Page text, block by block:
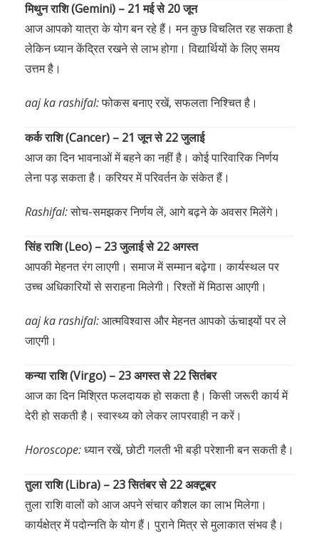
मिथुन राशि (Gemini) – 21 मई से 20 जून
आज आपको यात्रा के योग बन रहे हैं। मन कुछ विचलित रह सकता है
लेकिन ध्यान केंद्रित रखने से लाभ होगा। विद्यार्थियों के लिए समय
उत्तम है।
aaj ka rashifal:फोकस बनाए रखें, सफलता निश्चित है।
कर्क राशि (Cancer) – 21 जून से 22 जुलाई
आज का दिन भावनाओं में बहने का नहीं है। कोई पारिवारिक निर्णय
लेना पड़ सकता है। करियर में परिवर्तन के संकेत हैं।
Rashifal:सोच-समझकर निर्णय लें, आगे बढ़ने के अवसर मिलेंगे।
सिंह राशि (Leo) – 23 जुलाई से 22 अगस्त
आपकी मेहनत रंग लाएगी। समाज में सम्मान बढ़ेगा। कार्यस्थल पर
उच्च अधिकारियों से सराहना मिलेगी। रिश्तों में मिठास आएगी।
aaj ka rashifal:आत्मविश्वास और मेहनत आपको ऊंचाइयों पर ले
जाएगी।
कन्या राशि (Virgo) – 23 अगस्त से 22 सितंबर
आज का दिन मिश्रित फलदायक हो सकता है। किसी जरूरी कार्य में
देरी हो सकती है। स्वास्थ्य को लेकर लापरवाही न करें।
Horoscope:ध्यान रखें, छोटी गलती भी बड़ी परेशानी बन सकती है।
तुला राशि (Libra) – 23 सितंबर से 22 अक्टूबर
तुला राशि वालों को आज अपने संचार कौशल का लाभ मिलेगा।
कार्यक्षेत्र में पदोन्नति के योग हैं। पुराने मित्र से मुलाकात संभव है।